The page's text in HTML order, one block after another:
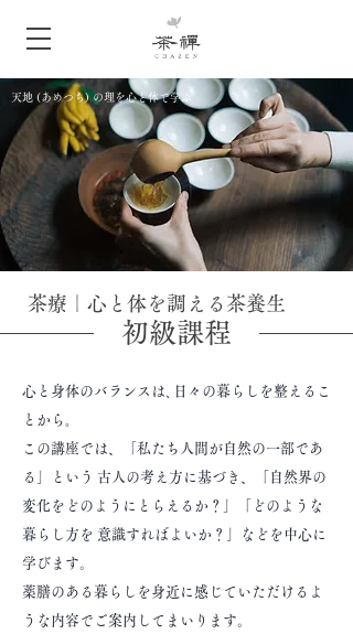
天地 (あめつち) の理を心と体で学ぶ
茶療｜心と体を調える茶養生
初級課程
心と身体のバランスは､日々の暮らしを整えるこ
とから｡
この講座では、「私たち人間が自然の一部であ
る」という 古人の考え方に基づき、「自然界の
変化をどのようにとらえるか？」「どのような
暮らし方を 意識すればよいか？」などを中心に
学びます。
薬膳のある暮らしを身近に感じていただけるよ
うな内容でご案内してまいります。